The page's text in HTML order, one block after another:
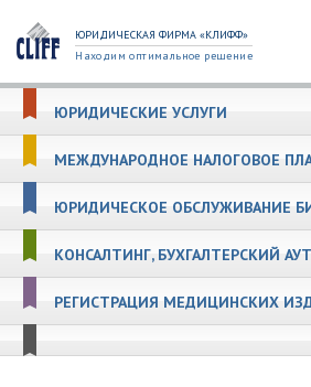
ЮРИДИЧЕСКАЯ ФИРМА «КЛИФФ»
Находим оптимальное решение
ЮРИДИЧЕСКИЕ УСЛУГИ
МЕЖДУНАРОДНОЕ НАЛОГОВОЕ
ЮРИДИЧЕСКОЕ ОБСЛУЖИВАНИЕ
КОНСАЛТИНГ, БУХГАЛТЕРСКИЙ
РЕГИСТРАЦИЯ МЕДИЦИНСКИХ